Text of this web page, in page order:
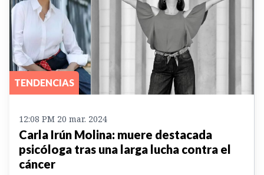
TENDENCIAS
12:08 PM 20 mar. 2024
Carla Irún Molina: muere destacada
psicóloga tras una larga lucha contra el
cáncer